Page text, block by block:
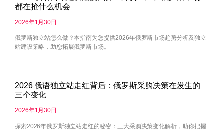
都在抢什么机会
2026年1月30日
俄罗斯独立站怎么做？本指南为您提供2026年俄罗斯市场趋势分析及独立
站建设策略，助您拓展俄罗斯市场。
2026 俄语独立站走红背后：俄罗斯采购决策在发生的
三个变化
2026年1月30日
探索2026年俄罗斯独立站走红的秘密：三大采购决策变化解析，助你把握